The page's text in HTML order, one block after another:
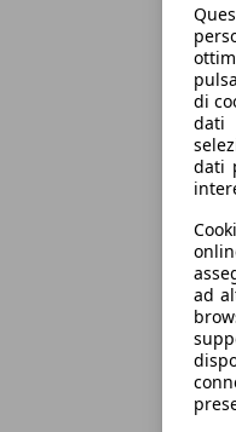
di
dati
dati
ad